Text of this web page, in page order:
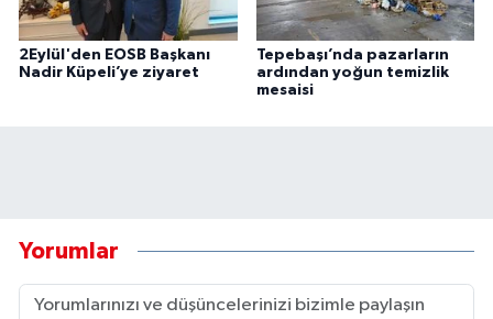
2Eylül'den EOSB Başkanı
Nadir Küpeli’ye ziyaret
Tepebaşı’nda pazarların
ardından yoğun temizlik
mesaisi
Yorumlar